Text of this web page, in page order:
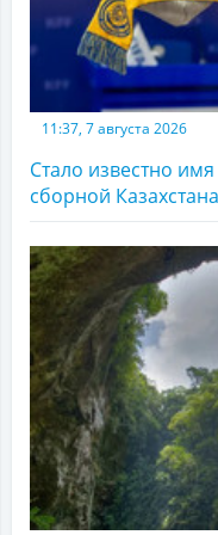
11:37, 7 августа 2026
Стало известно
сборной